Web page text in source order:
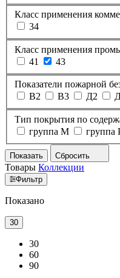
Класс применения
34
Класс применения
41
43
Показатели пожарной
В2
В3 Д2
Тип покрытия по
группа M
группа
Показать Сбросить
Товары Коллекции
Фильтр
Показано
30
30
60
90